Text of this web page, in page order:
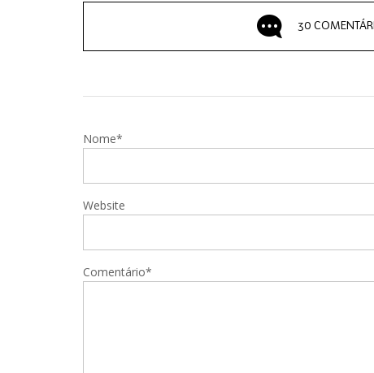
30
Nome*
Website
Comentário*